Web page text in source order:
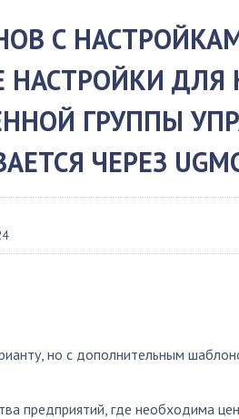
С
ДЛЯ
ГРУППЫ
ЧЕРЕЗ
но с дополнительным
предприятий, где необходима